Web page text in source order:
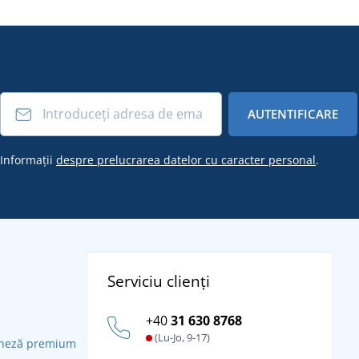
AUTENTIFICARE
Informații despre prelucrarea datelor cu caracter personal.
premium
Serviciu clienți
+4031 630 8768
(Lu-Jo, 9-17)